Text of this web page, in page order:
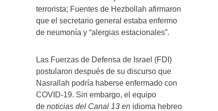
terrorista; Fuentes de Hezbollah afirmaron
que el secretario general estaba enfermo
de neumonía y “alergias estacionales”.
Las Fuerzas de Defensa de Israel (FDI)
postularon después de su discurso que
Nasrallah podría haberse enfermado con
COVID-19. Sin embargo, el equipo
de noticias del Canal 13 en idioma hebreo